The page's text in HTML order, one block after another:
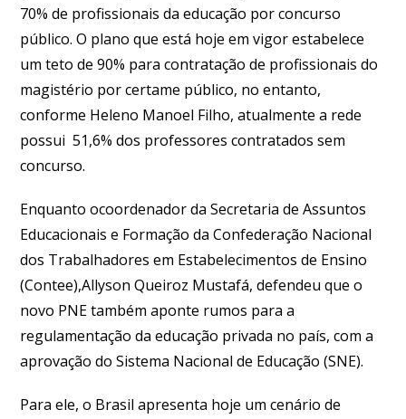
70% de profissionais da educação por concurso
público. O plano que está hoje em vigor estabelece
um teto de 90% para contratação de profissionais do
magistério por certame público, no entanto,
conforme Heleno Manoel Filho, atualmente a rede
possui 51,6% dos professores contratados sem
concurso.
Enquanto ocoordenador da Secretaria de Assuntos
Educacionais e Formação da Confederação Nacional
dos Trabalhadores em Estabelecimentos de Ensino
(Contee),Allyson Queiroz Mustafá, defendeu que o
novo PNE também aponte rumos para a
regulamentação da educação privada no país, com a
aprovação do Sistema Nacional de Educação (SNE).
Para ele, o Brasil apresenta hoje um cenário de